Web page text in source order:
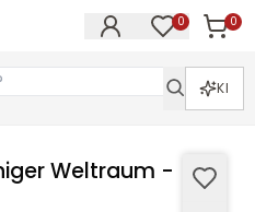
0 0
KI
Weltraum -